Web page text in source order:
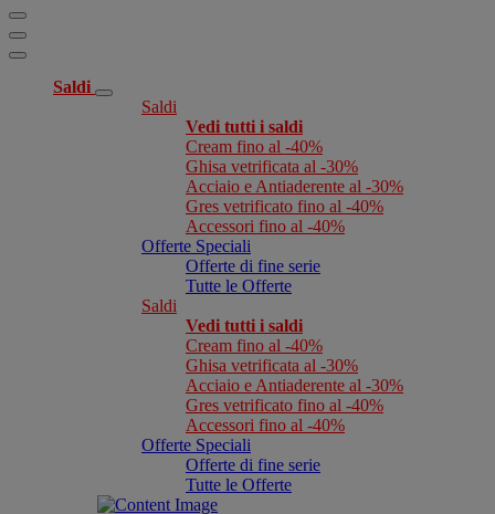
Saldi
Saldi
Vedi tutti i saldi
Cream fino al -40%
Ghisa vetrificata al -30%
Acciaio e Antiaderente al -30%
Gres vetrificato fino al -40%
Accessori fino al -40%
Offerte Speciali
Offerte di fine serie
Tutte le Offerte
Saldi
Vedi tutti i saldi
Cream fino al -40%
Ghisa vetrificata al -30%
Acciaio e Antiaderente al -30%
Gres vetrificato fino al -40%
Accessori fino al -40%
Offerte Speciali
Offerte di fine serie
Tutte le Offerte